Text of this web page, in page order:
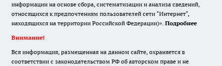
информации на основе сбора, систематизации и анализа сведений,
относящихся к предпочтениям пользователей сети "Интернет",
находящихся на территории Российской Федерации)». Подробнее
Внимание!
Вся информация, размещенная на данном сайте, охраняется в
соответствии с законодательством РФ об авторском праве и не